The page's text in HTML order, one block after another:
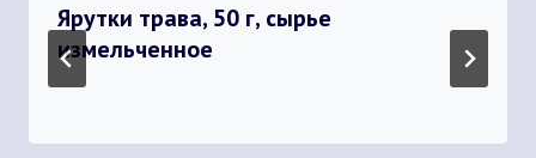
Ярутки трава, 50 г, сырье
измельченное